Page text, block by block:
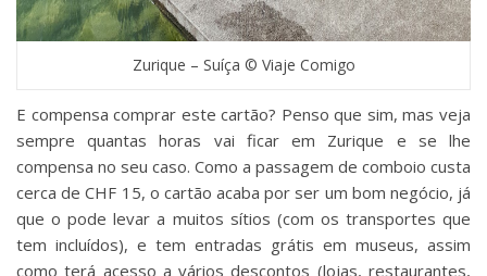
Zurique – Suíça © Viaje Comigo
E compensa comprar este cartão? Penso que sim, mas veja
sempre quantas horas vai ficar em Zurique e se lhe
compensa no seu caso. Como a passagem de comboio custa
cerca de CHF 15, o cartão acaba por ser um bom negócio, já
que o pode levar a muitos sítios (com os transportes que
tem incluídos), e tem entradas grátis em museus, assim
como terá acesso a vários descontos (lojas, restaurantes,